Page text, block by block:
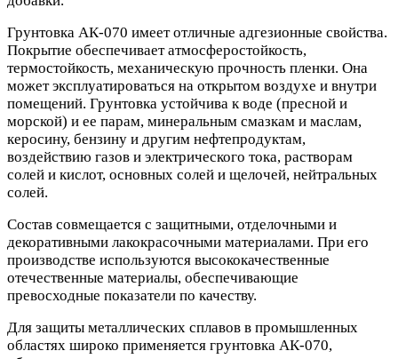
Грунтовка АК-070 имеет отличные адгезионные свойства.
Покрытие обеспечивает атмосферостойкость,
термостойкость, механическую прочность пленки. Она
может эксплуатироваться на открытом воздухе и внутри
помещений. Грунтовка устойчива к воде (пресной и
морской) и ее парам, минеральным смазкам и маслам,
керосину, бензину и другим нефтепродуктам,
воздействию газов и электрического тока, растворам
солей и кислот, основных солей и щелочей, нейтральных
солей.
Состав совмещается с защитными, отделочными и
декоративными лакокрасочными материалами. При его
производстве используются высококачественные
отечественные материалы, обеспечивающие
превосходные показатели по качеству.
Для защиты металлических сплавов в промышленных
областях широко применяется грунтовка АК-070,